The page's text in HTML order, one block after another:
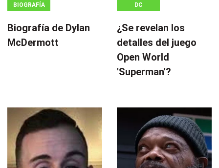
BIOGRAFÍA
Biografía de Dylan
McDermott
DC
¿Se revelan los
detalles del juego
Open World
'Superman'?